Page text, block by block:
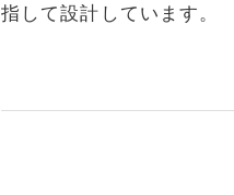
指して設計しています。